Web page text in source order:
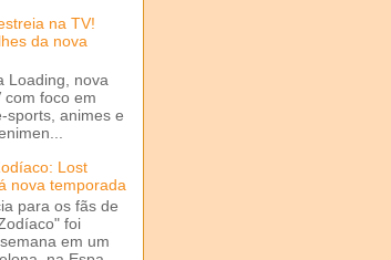
na TV!
da nova
Loading, nova
com foco em
sports, animes e
Lost
nova temporada
para os fãs de
foi
em um